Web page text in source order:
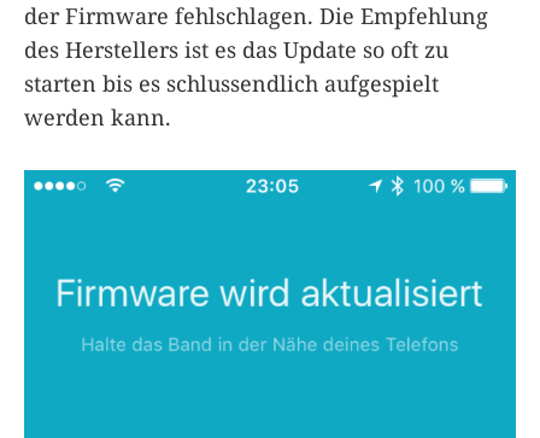
der Firmware fehlschlagen. Die Empfehlung
des Herstellers ist es das Update so oft zu
starten bis es schlussendlich aufgespielt
werden kann.